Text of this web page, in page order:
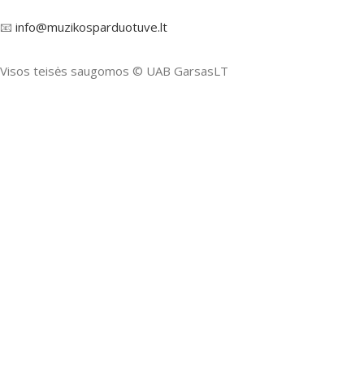
📧 info@muzikosparduotuve.lt
Visos teisės saugomos ©️ UAB GarsasLT